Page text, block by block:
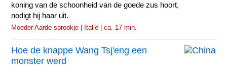
koning van de schoonheid van de goede zus hoort,
nodigt hij haar uit.
Moeder Aarde sprookje | Italië | ca. 17 min.
Hoe de knappe Wang Tsj'eng een
monster werd